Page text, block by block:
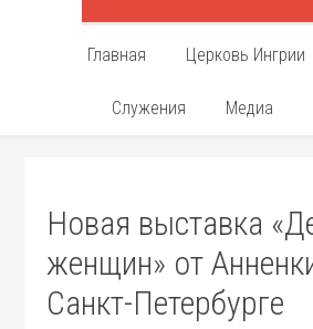
Главная Церковь Ингрии
Служения Медиа
Новая выставка
женщин» от
Санкт-Петербурге